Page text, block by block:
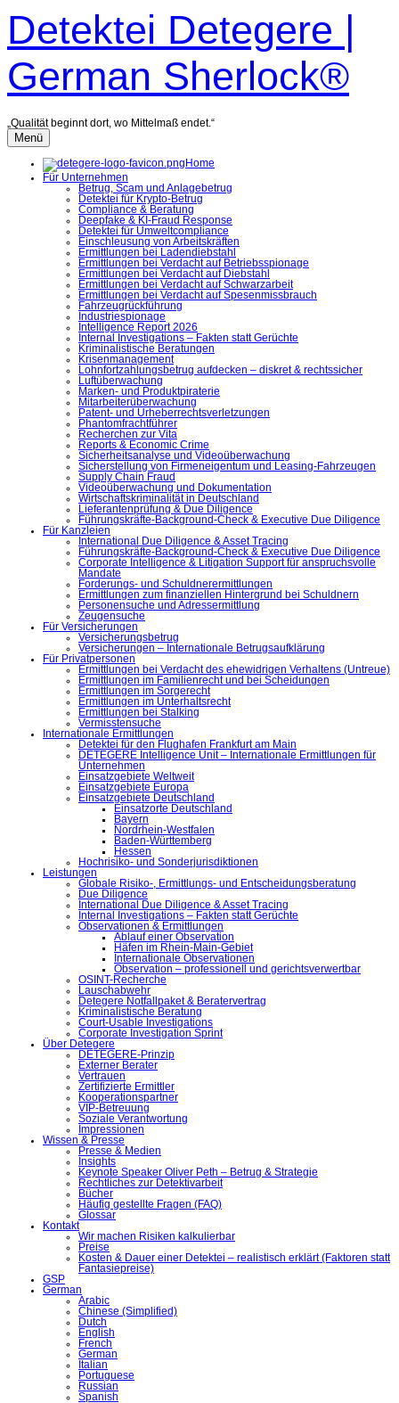
Inhalt
überspringen
Detektei Detegere |
German Sherlock®
„Qualität beginnt dort, wo Mittelmaß endet.“
Menü
Home
Für Unternehmen
Betrug, Scam und Anlagebetrug
Detektei für Krypto-Betrug
Compliance & Beratung
Deepfake & KI-Fraud Response
Detektei für Umweltcompliance
Einschleusung von Arbeitskräften
Ermittlungen bei Ladendiebstahl
Ermittlungen bei Verdacht auf Betriebsspionage
Ermittlungen bei Verdacht auf Diebstahl
Ermittlungen bei Verdacht auf Schwarzarbeit
Ermittlungen bei Verdacht auf Spesenmissbrauch
Fahrzeugrückführung
Industriespionage
Intelligence Report 2026
Internal Investigations – Fakten statt Gerüchte
Kriminalistische Beratungen
Krisenmanagement
Lohnfortzahlungsbetrug aufdecken – diskret & rechtssicher
Luftüberwachung
Marken- und Produktpiraterie
Mitarbeiterüberwachung
Patent- und Urheberrechtsverletzungen
Phantomfrachtführer
Recherchen zur Vita
Reports & Economic Crime
Sicherheitsanalyse und Videoüberwachung
Sicherstellung von Firmeneigentum und Leasing-Fahrzeugen
Supply Chain Fraud
Videoüberwachung und Dokumentation
Wirtschaftskriminalität in Deutschland
Lieferantenprüfung & Due Diligence
Führungskräfte-Background-Check & Executive Due Diligence
Für Kanzleien
International Due Diligence & Asset Tracing
Führungskräfte-Background-Check & Executive Due Diligence
Corporate Intelligence & Litigation Support für anspruchsvolle
Mandate
Forderungs- und Schuldnerermittlungen
Ermittlungen zum finanziellen Hintergrund bei Schuldnern
Personensuche und Adressermittlung
Zeugensuche
Für Versicherungen
Versicherungsbetrug
Versicherungen – Internationale Betrugsaufklärung
Für Privatpersonen
Ermittlungen bei Verdacht des ehewidrigen Verhaltens (Untreue)
Ermittlungen im Familienrecht und bei Scheidungen
Ermittlungen im Sorgerecht
Ermittlungen im Unterhaltsrecht
Ermittlungen bei Stalking
Vermisstensuche
Internationale Ermittlungen
Detektei für den Flughafen Frankfurt am Main
DETEGERE Intelligence Unit – Internationale Ermittlungen für
Unternehmen
Einsatzgebiete Weltweit
Einsatzgebiete Europa
Einsatzgebiete Deutschland
Einsatzorte Deutschland
Bayern
Nordrhein-Westfalen
Baden-Württemberg
Hessen
Hochrisiko- und Sonderjurisdiktionen
Leistungen
Globale Risiko-, Ermittlungs- und Entscheidungsberatung
Due Diligence
International Due Diligence & Asset Tracing
Internal Investigations – Fakten statt Gerüchte
Observationen & Ermittlungen
Ablauf einer Observation
Häfen im Rhein-Main-Gebiet
Internationale Observationen
Observation – professionell und gerichtsverwertbar
OSINT-Recherche
Lauschabwehr
Detegere Notfallpaket & Beratervertrag
Kriminalistische Beratung
Court-Usable Investigations
Corporate Investigation Sprint
Über Detegere
DETEGERE-Prinzip
Externer Berater
Vertrauen
Zertifizierte Ermittler
Kooperationspartner
VIP-Betreuung
Soziale Verantwortung
Impressionen
Wissen & Presse
Presse & Medien
Insights
Keynote Speaker Oliver Peth – Betrug & Strategie
Rechtliches zur Detektivarbeit
Bücher
Häufig gestellte Fragen (FAQ)
Glossar
Kontakt
Wir machen Risiken kalkulierbar
Preise
Kosten & Dauer einer Detektei – realistisch erklärt (Faktoren statt
Fantasiepreise)
GSP
German
Arabic
Chinese (Simplified)
Dutch
English
French
German
Italian
Portuguese
Russian
Spanish